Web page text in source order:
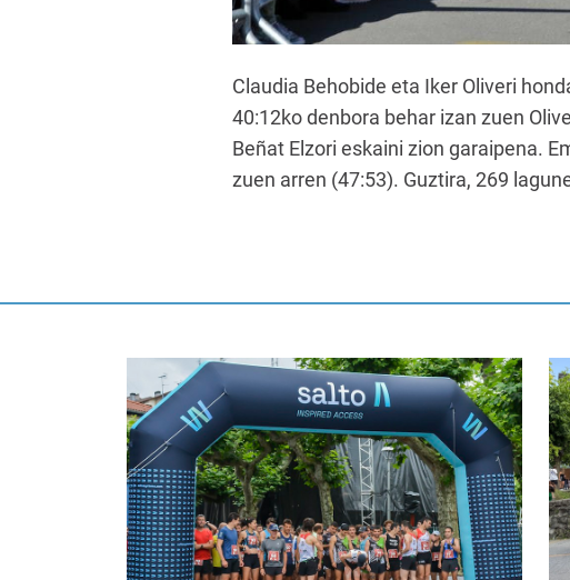
Claudia Behobide eta Iker Oliveri
40:12ko denbora behar izan zuen
Beñat Elzori eskaini zion garaipena.
zuen arren (47:53). Guztira, 269